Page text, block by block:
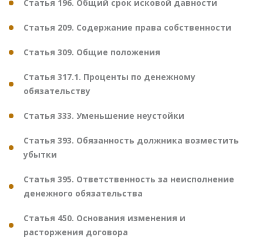
Статья 196. Общий срок исковой давности
Статья 209. Содержание права собственности
Статья 309. Общие положения
Статья 317.1. Проценты по денежному
обязательству
Статья 333. Уменьшение неустойки
Статья 393. Обязанность должника возместить
убытки
Статья 395. Ответственность за неисполнение
денежного обязательства
Статья 450. Основания изменения и
расторжения договора